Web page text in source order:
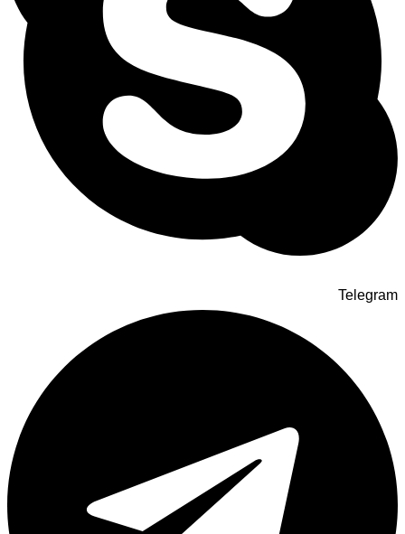
Telegram